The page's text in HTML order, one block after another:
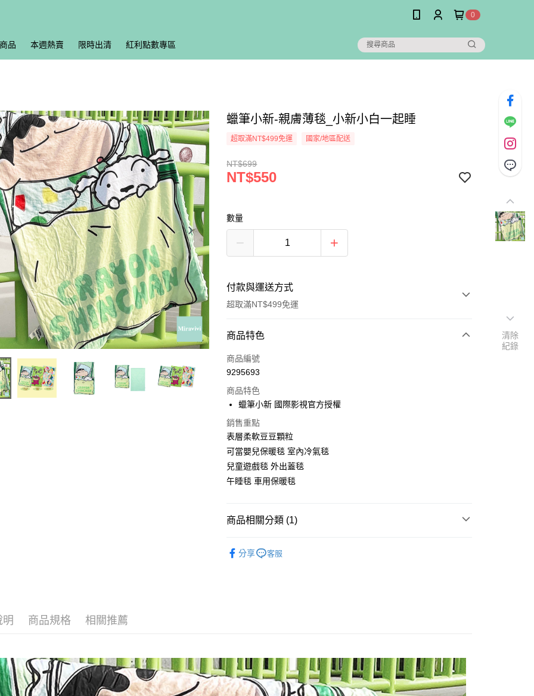
0
品 本週熱賣 限時出清 紅利點數專區
蠟筆小新-親膚薄毯_小新小白一起睡
超取滿NT$499免運 國家/地區配送
NT$699
NT$550
數量
付款與運送方式
超取滿NT$499免運
付款方式
信用卡一次付款
LINE Pay
Apple Pay
悠遊付
【關於「AFTEE先享後付」】
AFTEE先享後付是「在收到商品之後才付款」的支付方式。 讓您購物簡單
１．簡單：不需註冊會員、不需綁卡、不需儲值。
２．便利：只要手機號碼，簡訊認證，即可結帳。
絡購買商品的店家。未經商家同意取消之訂單仍視為有效，需透過AFTEE
先享後付繳納相關費用。
※ 交易是否成功請以「AFTEE先享後付 」之結帳頁面顯示為準，若有關於
ATM付款
7-11付款取貨
每筆NT$60，滿NT$499(含以上)免運費
商品特色
商品編號
9295693
商品特色
蠟筆小新 國際影視官方授權
銷售重點
表層柔軟豆豆顆粒
可當嬰兒保暖毯 室內冷氣毯
兒童遊戲毯 外出蓋毯
午睡毯 車用保暖毯
商品相關分類 (1)
分享
客服
明 商品規格 相關推薦
清除
紀錄